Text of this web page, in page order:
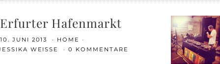
Erfurter Hafenmarkt
10. JUNI 2013
HOME
WEISSE
0 KOMMENTARE